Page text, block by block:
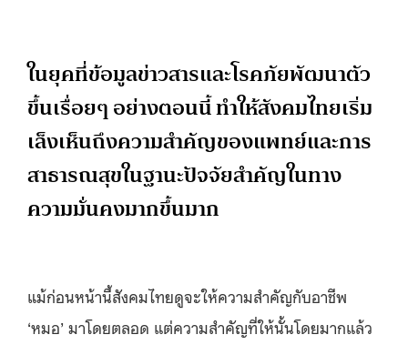
ในยุคที่ข้อมูลข่าวสารและโรคภัยพัฒนาตัว
ขึ้นเรื่อยๆ อย่างตอนนี้ ทำให้สังคมไทยเริ่ม
เล็งเห็นถึงความสำคัญของแพทย์และการ
สาธารณสุขในฐานะปัจจัยสำคัญในทาง
ความมั่นคงมากขึ้นมาก
แม้ก่อนหน้านี้สังคมไทยดูจะให้ความสำคัญกับอาชีพ
‘หมอ’ มาโดยตลอด แต่ความสำคัญที่ให้นั้นโดยมากแล้ว